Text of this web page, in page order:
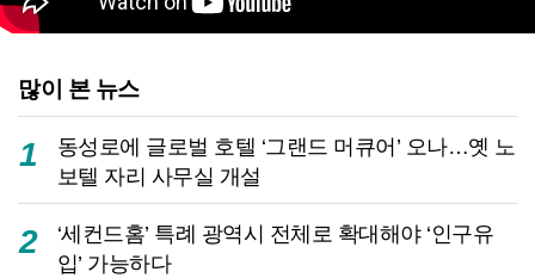
많이 본 뉴스
1
동성로에 글로벌 호텔 ‘그랜드 머큐어’ 오나…옛 노
보텔 자리 사무실 개설
2
‘세컨드홈’ 특례 광역시 전체로 확대해야 ‘인구유
입’ 가능하다